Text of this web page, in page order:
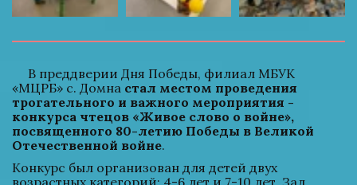
«МЦРБ» с. Домна стал местом проведения
трогательного и важного мероприятия -
конкурса чтецов «Живое слово о войне»,
посвященного 80-летию Победы в Великой
Отечественной войне.
Конкурс был организован для детей двух
возрастных категорий: 4-6 лет и 7-10 лет. Зал